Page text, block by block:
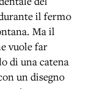
il fermo
Ma il
vuole far
di una catena
un disegno